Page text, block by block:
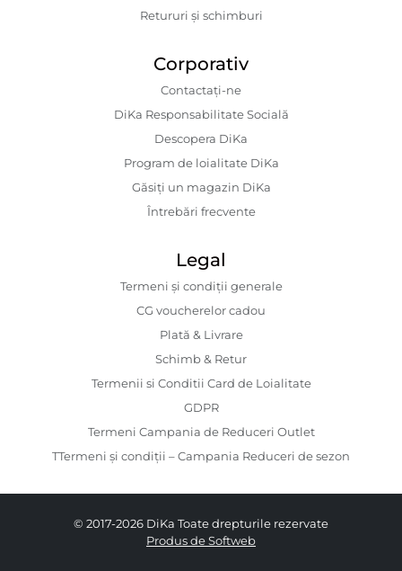
Retururi și schimburi
Corporativ
Contactaţi-ne
DiKa Responsabilitate Socială
Descopera DiKa
Program de loialitate DiKa
Găsiți un magazin DiKa
Întrebări frecvente
Legal
Termeni și condiții generale
CG voucherelor cadou
Plată & Livrare
Schimb & Retur
Termenii si Conditii Card de Loialitate
GDPR
Termeni Campania de Reduceri Outlet
TTermeni și condiții – Campania Reduceri de sezon
© 2017-2026 DiKa Toate drepturile rezervate
Produs de Softweb